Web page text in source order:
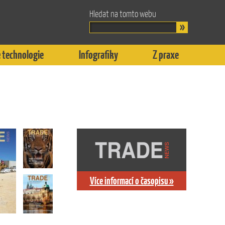
Hledat na tomto webu
technologie Infografiky Z praxe
Více informací o časopisu »